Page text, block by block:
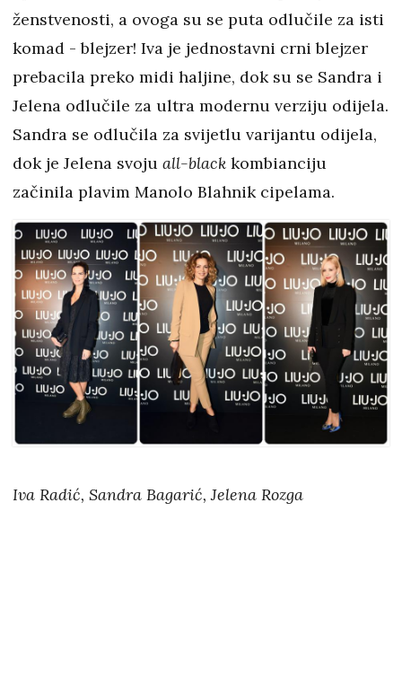
ženstvenosti, a ovoga su se puta odlučile za isti
komad - blejzer! Iva je jednostavni crni blejzer
prebacila preko midi haljine, dok su se Sandra i
Jelena odlučile za ultra modernu verziju odijela.
Sandra se odlučila za svijetlu varijantu odijela,
dok je Jelena svoju all-black kombianciju
začinila plavim Manolo Blahnik cipelama.
Iva Radić, Sandra Bagarić, Jelena Rozga